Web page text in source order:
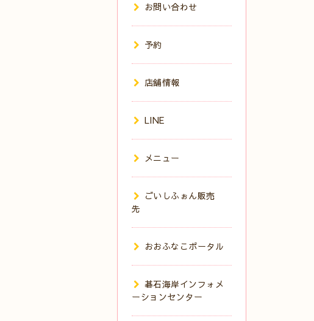
お問い合わせ
予約
店舗情報
LINE
メニュー
ごいしふぉん販売
先
おおふなこポータル
碁石海岸インフォメ
ーションセンター